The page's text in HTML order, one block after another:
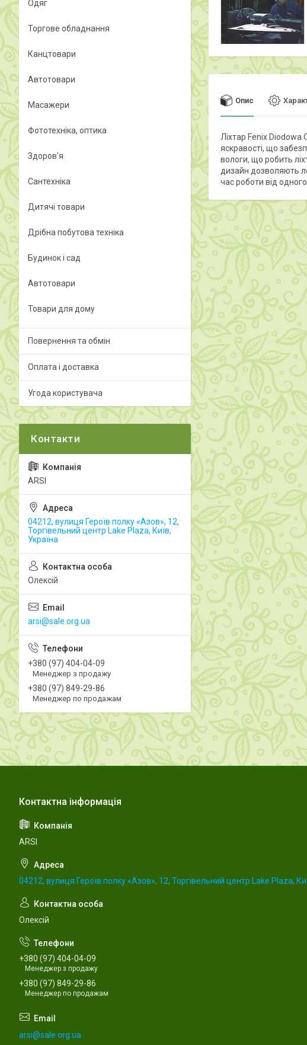
Опис
Ліхтар Fenix Diodowa
яскравості, що
вологи, що робить
дизайн дозволяють
час роботи від
Одяг
Торгове обладнання
Канцтовари
Автотовари
Масажери
Фототехніка, оптика
Здоров'я
Сантехніка
Дитячі товари
Дрібна побутова техніка
Будинок і сад
Автотовари
Товари для дому
Повернення та обмін
Оплата і доставка
Угода користувача
ARSI
04212, вулиця Героїв полку «Азов», 12,
Торгівельний центр Lake Plaza, Київ,
Україна
Олексій
arsi@sale.org.ua
+380 (97) 404-04-09
Менеджер з продажу
+380 (97) 849-29-86
Менеджер по продажам
ARSI
04212, вулиця Героїв полку «Азов», 12, Торгівельний центр Lake Plaza,
Олексій
+380 (97) 404-04-09
Менеджер з продажу
+380 (97) 849-29-86
Менеджер по продажам
arsi@sale.org.ua